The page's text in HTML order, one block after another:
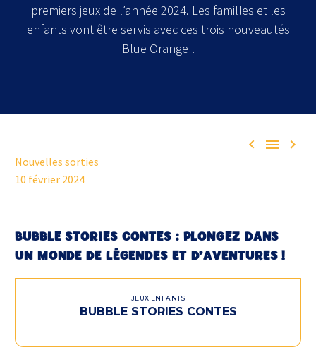
premiers jeux de l’année 2024. Les familles et les
enfants vont être servis avec ces trois nouveautés
Blue Orange !
  
Nouvelles sorties
10 février 2024
BUBBLE STORIES CONTES : PLONGEZ DANS
UN MONDE DE LÉGENDES ET D’AVENTURES !
JEUX ENFANTS
BUBBLE STORIES CONTES